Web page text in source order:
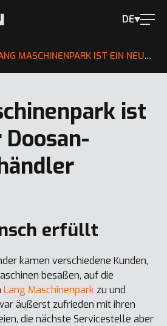
DE
MASCHINENPARK IST EIN NEUER DOOSAN-VERTRAGSHÄNDLER
ist
erfüllt
kamen verschiedene Kunden,
besaßen, auf die
Lang Maschinenpark zu und
äußerst zufrieden mit ihren
die nächste Servicestelle aber